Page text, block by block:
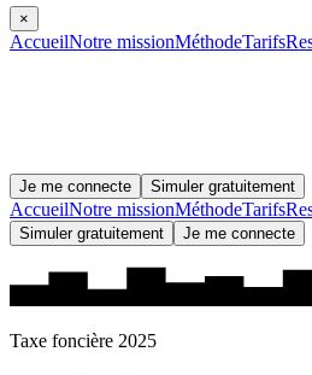
×
AccueilNotre missionMéthodeTarifs
Je me connecte Simuler gratuitement
AccueilNotre missionMéthodeTarifs
Simuler gratuitement Je me connecte
Taxe foncière 2025